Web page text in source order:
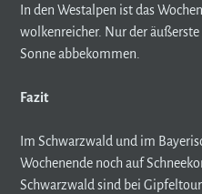
In den Westalpen ist das
wolkenreicher. Nur der
Sonne abbekommen.
Fazit
Im Schwarzwald und im
Wochenende noch auf
Schwarzwald sind bei